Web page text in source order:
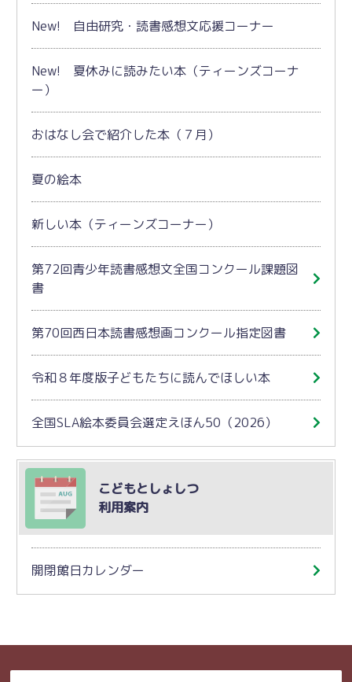
New! 自由研究・読書感想文応援コーナー
New! 夏休みに読みたい本（ティーンズコーナ
ー）
おはなし会で紹介した本（７月）
夏の絵本
新しい本（ティーンズコーナー）
第72回青少年読書感想文全国コンクール課題図
書
第70回西日本読書感想画コンクール指定図書
令和８年度版子どもたちに読んでほしい本
全国SLA絵本委員会選定えほん50（2026）
こどもとしょしつ
利用案内
開閉館日カレンダー